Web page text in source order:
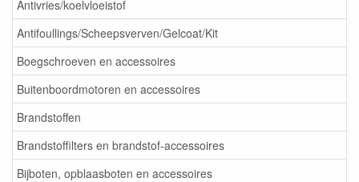
Antivries/koelvloeistof
Antifoullings/Scheepsverven/Gelcoat/Kit
Boegschroeven en accessoires
Buitenboordmotoren en accessoires
Brandstoffen
Brandstoffilters en brandstof-accessoires
Bijboten, opblaasboten en accessoires